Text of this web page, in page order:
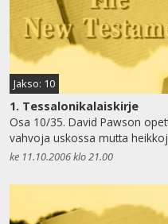
Jakso: 10
1. Tessalonikalaiskirje
Osa 10/35. David Pawson
vahvoja uskossa mutta
ke 11.10.2006 klo 21.00